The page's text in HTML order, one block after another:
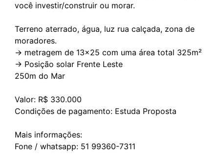
você investir/construir ou morar.
Terreno aterrado, água, luz rua calçada, zona de
moradores.
-> metragem de 13x25 com uma área total 325m²
-> Posição solar Frente Leste
250m do Mar
Valor: R$ 330.000
Condições de pagamento: Estuda Proposta
Mais informações: